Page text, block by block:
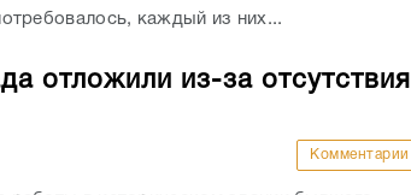
каждый из них...
отложили из-за отсутствия
Комментарии